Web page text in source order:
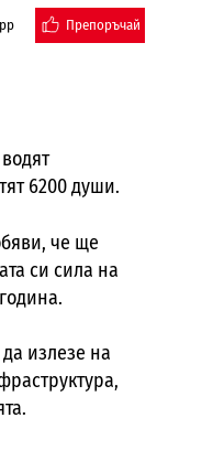
Препоръчай
6200 души.
че ще
си сила на
излезе на